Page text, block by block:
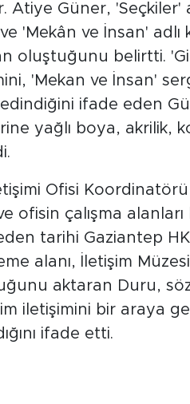
Atiye Güner, 'Seçkiler'
'Mekân ve İnsan' adlı
oluştuğunu belirtti.
'Mekan ve İnsan'
ifade eden
yağlı boya, akrilik,
Ofisi
ofisin çalışma alanları
eden tarihi Gaziantep
alanı, İletişim
aktaran Duru,
iletişimini bir araya
ifade etti.